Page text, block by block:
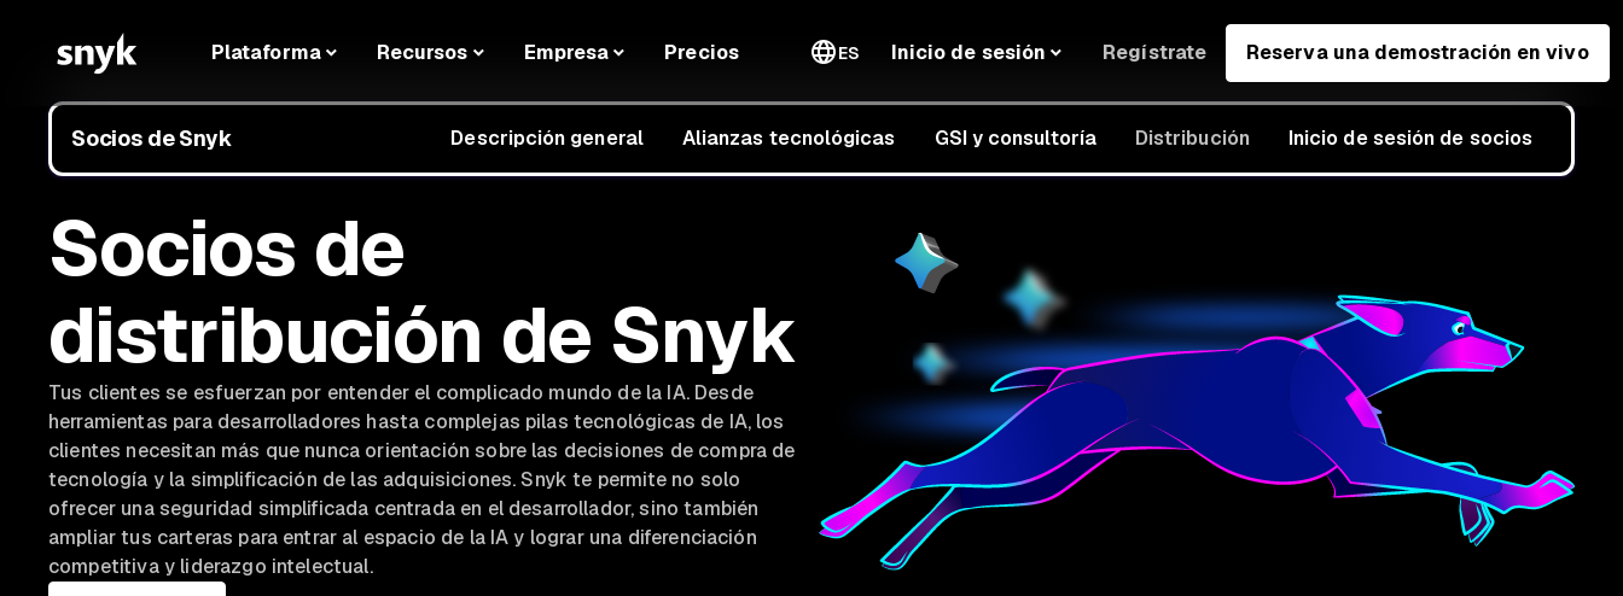
Plataforma Recursos Empresa Precios ES Inicio de sesión Regístrate Reserva una demostración en vivo
Socios de Snyk Descripción general Alianzas tecnológicas GSI y consultoría Distribución Inicio de sesión de socios
Socios de
distribución de Snyk
Tus clientes se esfuerzan por entender el complicado mundo de la IA. Desde
herramientas para desarrolladores hasta complejas pilas tecnológicas de IA, los
clientes necesitan más que nunca orientación sobre las decisiones de compra de
tecnología y la simplificación de las adquisiciones. Snyk te permite no solo
ofrecer una seguridad simplificada centrada en el desarrollador, sino también
ampliar tus carteras para entrar al espacio de la IA y lograr una diferenciación
competitiva y liderazgo intelectual.